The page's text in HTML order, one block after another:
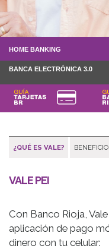
HOME BANKING
BANCA ELECTRÓNICA 3.0
¿QUÉ ES VALE?
VALE PEI
Con Banco Rioja,
aplicación de pago
dinero con tu celular: